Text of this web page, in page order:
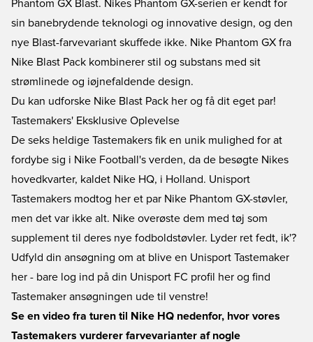
Phantom GX Blast. Nikes Phantom GX-serien er kendt for
sin banebrydende teknologi og innovative design, og den
nye Blast-farvevariant skuffede ikke. Nike Phantom GX fra
Nike Blast Pack kombinerer stil og substans med sit
strømlinede og iøjnefaldende design.
Du kan udforske Nike Blast Pack her og få dit eget par!
Tastemakers' Eksklusive Oplevelse
De seks heldige Tastemakers fik en unik mulighed for at
fordybe sig i Nike Football's verden, da de besøgte Nikes
hovedkvarter, kaldet Nike HQ, i Holland. Unisport
Tastemakers modtog her et par Nike Phantom GX-støvler,
men det var ikke alt. Nike overøste dem med tøj som
supplement til deres nye fodboldstøvler. Lyder ret fedt, ik'?
Udfyld din ansøgning om at blive en Unisport Tastemaker
her - bare log ind på din Unisport FC profil her og find
Tastemaker ansøgningen ude til venstre!
Se en video fra turen til Nike HQ nedenfor, hvor vores
Tastemakers vurderer farvevarianter af nogle